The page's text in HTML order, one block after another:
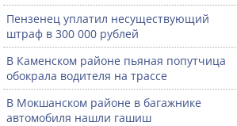
Пензенец уплатил несуществующий
штраф в 300 000 рублей
В Каменском районе пьяная попутчица
обокрала водителя на трассе
В Мокшанском районе в багажнике
автомобиля нашли гашиш